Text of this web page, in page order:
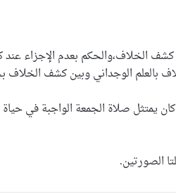
كشف الخلاف،والحكم بعدم الإجزاء
بالعلم الوجداني وبين كشف الخلاف
يمتثل صلاة الجمعة الواجبة في حياة
الصورتين.